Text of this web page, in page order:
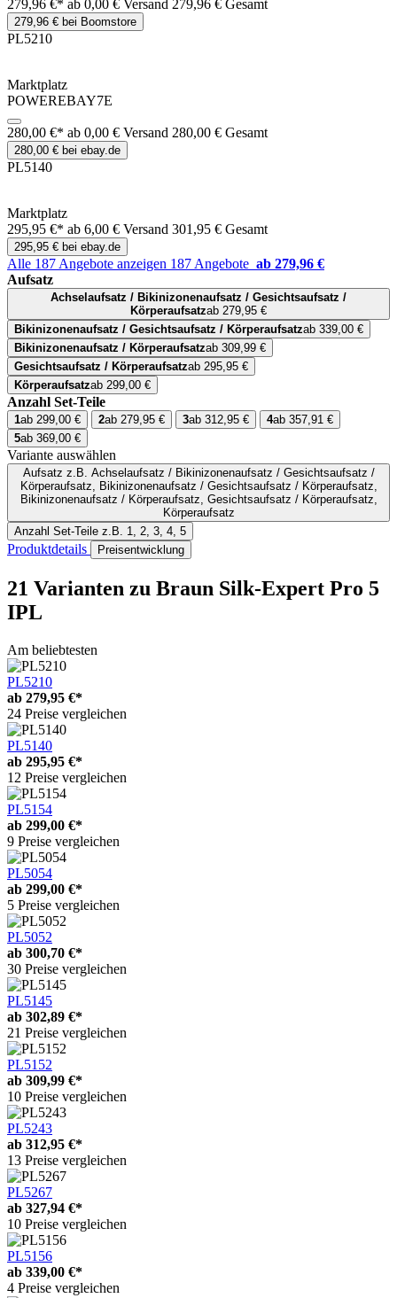
279,96 €* ab 0,00 € Versand 279,96 € Gesamt
279,96 € bei Boomstore
PL5210
Marktplatz
POWEREBAY7E
280,00 €* ab 0,00 € Versand 280,00 € Gesamt
280,00 € bei ebay.de
PL5140
Marktplatz
295,95 €* ab 6,00 € Versand 301,95 € Gesamt
295,95 € bei ebay.de
Alle 187 Angebote anzeigen 187 Angebote ab 279,96 €
Aufsatz
Achselaufsatz / Bikinizonenaufsatz / Gesichtsaufsatz /
Körperaufsatzab 279,95 €
Bikinizonenaufsatz / Gesichtsaufsatz / Körperaufsatzab 339,00 €
Bikinizonenaufsatz / Körperaufsatzab 309,99 €
Gesichtsaufsatz / Körperaufsatzab 295,95 €
Körperaufsatzab 299,00 €
Anzahl Set-Teile
1ab 299,00 € 2ab 279,95 € 3ab 312,95 € 4ab 357,91 €
5ab 369,00 €
Variante auswählen
Aufsatz
Körperaufsatz, Bikinizonenaufsatz / Gesichtsaufsatz / Körperaufsatz,
Bikinizonenaufsatz / Körperaufsatz, Gesichtsaufsatz / Körperaufsatz,
Körperaufsatz
Anzahl Set-Teile z.B. 1, 2, 3, 4, 5
Produktdetails Preisentwicklung
21 Varianten zu Braun Silk-Expert Pro 5
IPL
Am beliebtesten
PL5210
ab 279,95 €*
24 Preise vergleichen
PL5140
ab 295,95 €*
12 Preise vergleichen
PL5154
ab 299,00 €*
9 Preise vergleichen
PL5054
ab 299,00 €*
5 Preise vergleichen
PL5052
ab 300,70 €*
30 Preise vergleichen
PL5145
ab 302,89 €*
21 Preise vergleichen
PL5152
ab 309,99 €*
10 Preise vergleichen
PL5243
ab 312,95 €*
13 Preise vergleichen
PL5267
ab 327,94 €*
10 Preise vergleichen
PL5156
ab 339,00 €*
4 Preise vergleichen